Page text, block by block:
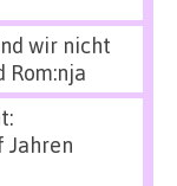
wir nicht
Rom:nja
Jahren